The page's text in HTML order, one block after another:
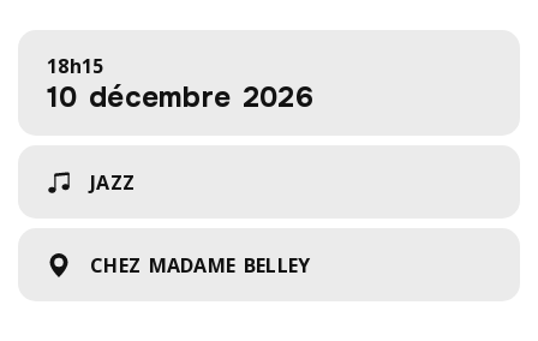
18h15
10 décembre 2026
JAZZ
CHEZ MADAME BELLEY